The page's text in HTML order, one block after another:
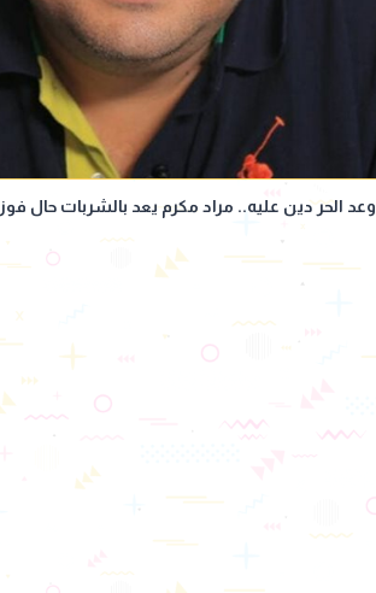
وعد الحر دين عليه.. مراد مكرم يعد بالشربات حال